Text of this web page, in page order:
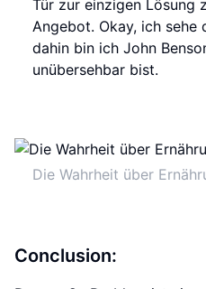
Tür zur einzigen Lösung
Angebot. Okay, ich sehe
dahin bin ich John
unübersehbar bist.
Die Wahrheit über
Conclusion: